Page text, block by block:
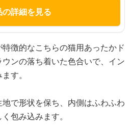
の詳細を見る
徴的なこちらの猫用あったかド
ンの落ち着いた色合いで、イン
す。
で形状を保ち、内側はふわふわ
包み込みます。